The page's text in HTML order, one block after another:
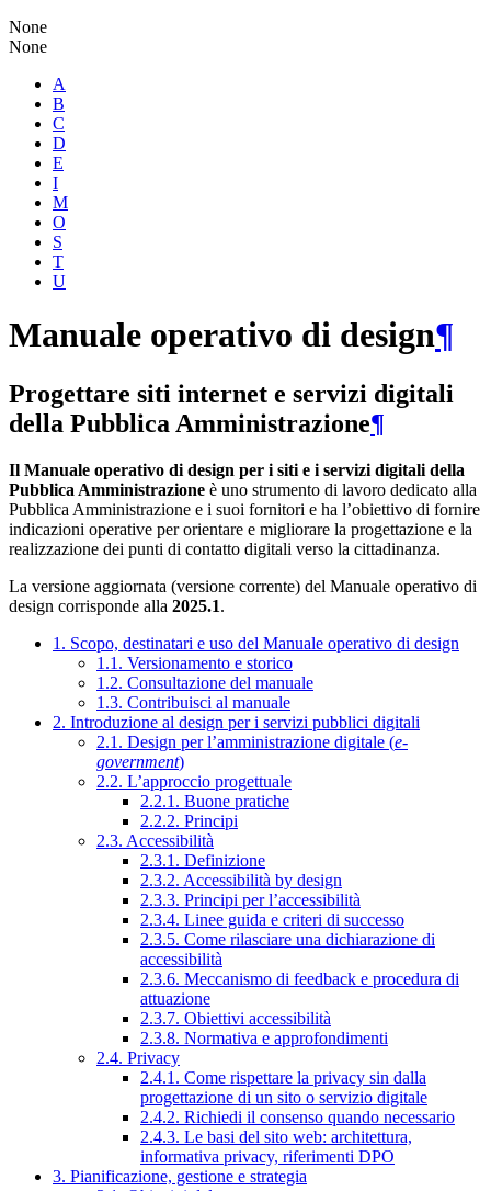
None
None
A
B
C
D
E
I
M
O
S
T
U
Manuale operativo di design¶
Progettare siti internet e servizi digitali
della Pubblica Amministrazione¶
Il Manuale operativo di design per i siti e i servizi digitali della
Pubblica Amministrazione è uno strumento di lavoro dedicato alla
Pubblica Amministrazione e i suoi fornitori e ha l’obiettivo di fornire
indicazioni operative per orientare e migliorare la progettazione e la
realizzazione dei punti di contatto digitali verso la cittadinanza.
La versione aggiornata (versione corrente) del Manuale operativo di
design corrisponde alla 2025.1.
1. Scopo, destinatari e uso del Manuale operativo di design
1.1. Versionamento e storico
1.2. Consultazione del manuale
1.3. Contribuisci al manuale
2. Introduzione al design per i servizi pubblici digitali
2.1. Design per l’amministrazione digitale (e-
government)
2.2. L’approccio progettuale
2.2.1. Buone pratiche
2.2.2. Principi
2.3. Accessibilità
2.3.1. Definizione
2.3.2. Accessibilità by design
2.3.3. Principi per l’accessibilità
2.3.4. Linee guida e criteri di successo
2.3.5. Come rilasciare una dichiarazione di
accessibilità
2.3.6. Meccanismo di feedback e procedura di
attuazione
2.3.7. Obiettivi accessibilità
2.3.8. Normativa e approfondimenti
2.4. Privacy
2.4.1. Come rispettare la privacy sin dalla
progettazione di un sito o servizio digitale
2.4.2. Richiedi il consenso quando necessario
2.4.3. Le basi del sito web: architettura,
informativa privacy, riferimenti DPO
3. Pianificazione, gestione e strategia